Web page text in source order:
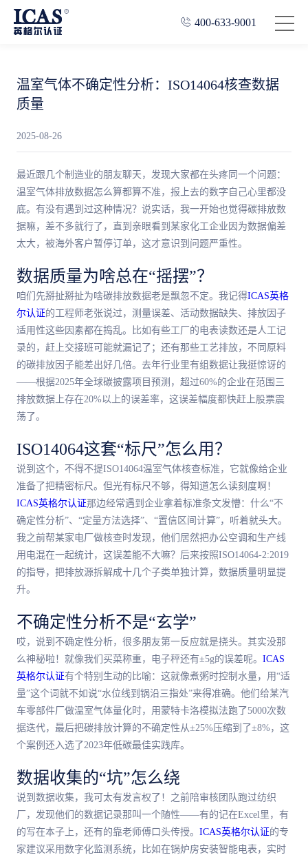
400-633-9001
温室气体不确定性分析：ISO14064核查数据
质量
2025-08-26
最近跟几个制造业的朋友聊天，发现大家都在头疼同一个问题：
温室气体排放数据怎么算都算不准，报上去的数字自己心里都没
底。有没有遇到过这种情况？说实话，我一开始也觉得碳排放数
据嘛，差不多就行了，直到亲眼看到某家化工企业因为数据偏差
太大，被海外客户暂停订单，这才意识到问题严重性。
数据质量为啥总在“摇摆”？
咱们先掰扯掰扯为啥碳排放数据老是飘忽不定。我记得ICAS英格
尔认证的工程师老张说过，测量误差、活动数据缺失、排放因子
适用性这些因素都在捣乱。比如有些工厂的电表读数还是人工记
录的，赶上交接班可能就漏记了；还有那些工艺排放，不同原料
的碳排放因子能差出好几倍。去年行业里有组数据让我挺惊讶的
——根据2025年全球碳披露项目预测，超过60%的企业在范围三
排放数据上存在20%以上的误差率，这误差幅度都快赶上股票震
荡了。
ISO14064这套“标尺”怎么用？
说到这个，不得不提ISO14064温室气体核查标准，它就像给企业
准备了把精密标尺。但光有标尺不够，得知道怎么读刻度啊！
ICAS英格尔认证那边经常遇到企业拿着标准条文发懵：什么“不
确定性分析”、“定量方法选择”、“置信区间计算”，听着就头大。
我之前帮某家电厂做核查时发现，他们居然把办公空调和生产线
用电混在一起统计，这误差能不大嘛？后来按照ISO14064-2:2019
的指导，把排放源拆解成十几个子类单独计算，数据质量明显提
升。
不确定性分析不是“玄学”
哎，说到不确定性分析，很多朋友第一反应就是挠头。其实没那
么神秘啦！就像我们买菜称重，电子秤还有±5g的误差呢。 ICAS
英格尔认证有个特别生动的比喻：这就像煮粥时控制水量，用“适
量”这个词就不如说“水位线到锅沿三指处”来得准确。他们给某汽
车零部件厂做温室气体量化时，用蒙特卡洛模拟法跑了5000次数
据迭代，最后把碳排放计算的不确定性从±25%压缩到了±8%，这
个案例还入选了2023年低碳最佳实践库。
数据收集的“坑”怎么绕
说到数据收集，我可太有发言权了！之前陪审核团队跑过纺织
厂，发现他们的数据记录那叫一个随性——有的记在Excel里，有
的写在本子上，还有的靠老师傅口头传授。 ICAS英格尔认证的专
家建议采用数字化监测系统，比如在锅炉房安装智能电表，实时